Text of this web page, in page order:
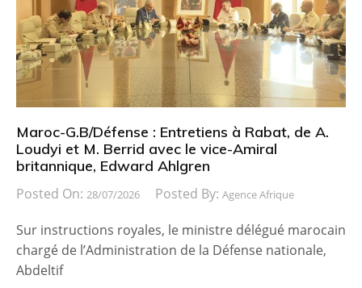
Maroc-G.B/Défense : Entretiens à Rabat, de A.
Loudyi et M. Berrid avec le vice-Amiral
britannique, Edward Ahlgren
Posted On: 28/07/2026 Posted By: Agence Afrique
Sur instructions royales, le ministre délégué marocain
chargé de l’Administration de la Défense nationale,
Abdeltif